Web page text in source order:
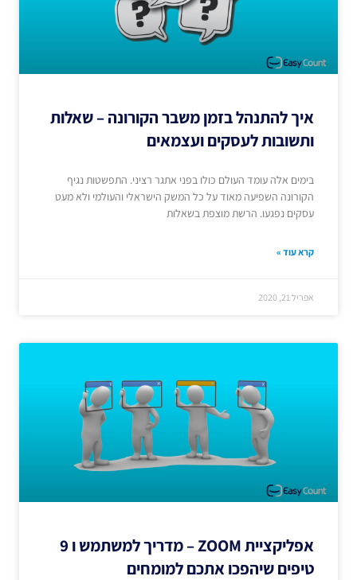
איך להתנהל בזמן משבר הקורונה – שאלות
ותשובות לעסקים ועצמאים
בימים אלה עומד העולם כולו בפני אתגר רציני. התפשטות נגיף
הקורונה השפיעה מאוד על כל המשק הישראלי והעולמי ולא מעט
עסקים נפגעו. הרשת מוצפת בשאלות
קרא עוד »
אפריל 21, 2020
אפליקציית ZOOM – מדריך למשתמש ו 9
טיפים שיהפכו אתכם למומחים